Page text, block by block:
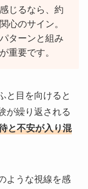
じるなら、約
心のサイン。
ターンと組み
重要です。
と目を向けると
が繰り返される
と不安が入り混
ような視線を感